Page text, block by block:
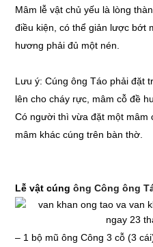
Mâm lễ vật chủ yếu là lòng
điều kiện, có thể giản lược bớt
hương phải đủ một nén.
Lưu ý: Cúng ông Táo phải đặt
lên cho cháy rực, mâm cỗ đề
Có người thì vừa đặt một mâm
mâm khác cúng trên bàn thờ.
Lễ vật cúngông Công ông
– 1 bộ mũ ông Công 3 cỗ (3